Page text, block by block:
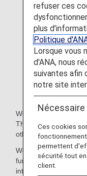
We handle
Thailand, but also
other Southeast
We have Asian
furniture, and other
into your daily life.
refuser ces
plus
Politique
Lorsque vous
d'ANA, nous
suivantes afin
notre site
Nécessaire
Ces cookies
permettent
sécurité tout
client.